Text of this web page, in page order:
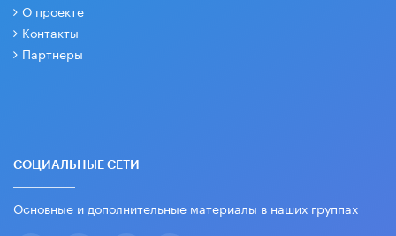
О проекте
Контакты
Партнеры
СОЦИАЛЬНЫЕ СЕТИ
Основные и дополнительные материалы в наших группах